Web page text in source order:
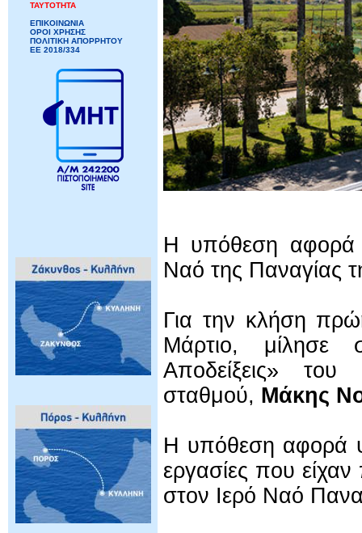
ΤΑΥΤΟΤΗΤΑ
ΕΠΙΚΟΙΝΩΝΙΑ
ΟΡΟΙ ΧΡΗΣΗΣ
ΠΟΛΙΤΙΚΗ ΑΠΟΡΡΗΤΟΥ
ΕΕ 2018/334
Η υπόθεση αφορά
Ναό της Παναγίας
Για την κλήση
Μάρτιο, μίλησε
Αποδείξεις»
σταθμού, Μάκης
Η υπόθεση αφορά
εργασίες που
στον Ιερό Ναό